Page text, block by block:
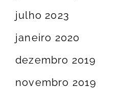
julho 2023
janeiro 2020
dezembro 2019
novembro 2019